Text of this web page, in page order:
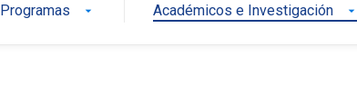
Programas arrow_drop_down Académicos e Investigación arrow_drop_down